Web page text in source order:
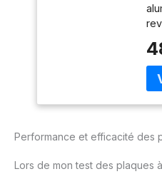
Performance et efficacité des
Lors de mon test des plaques